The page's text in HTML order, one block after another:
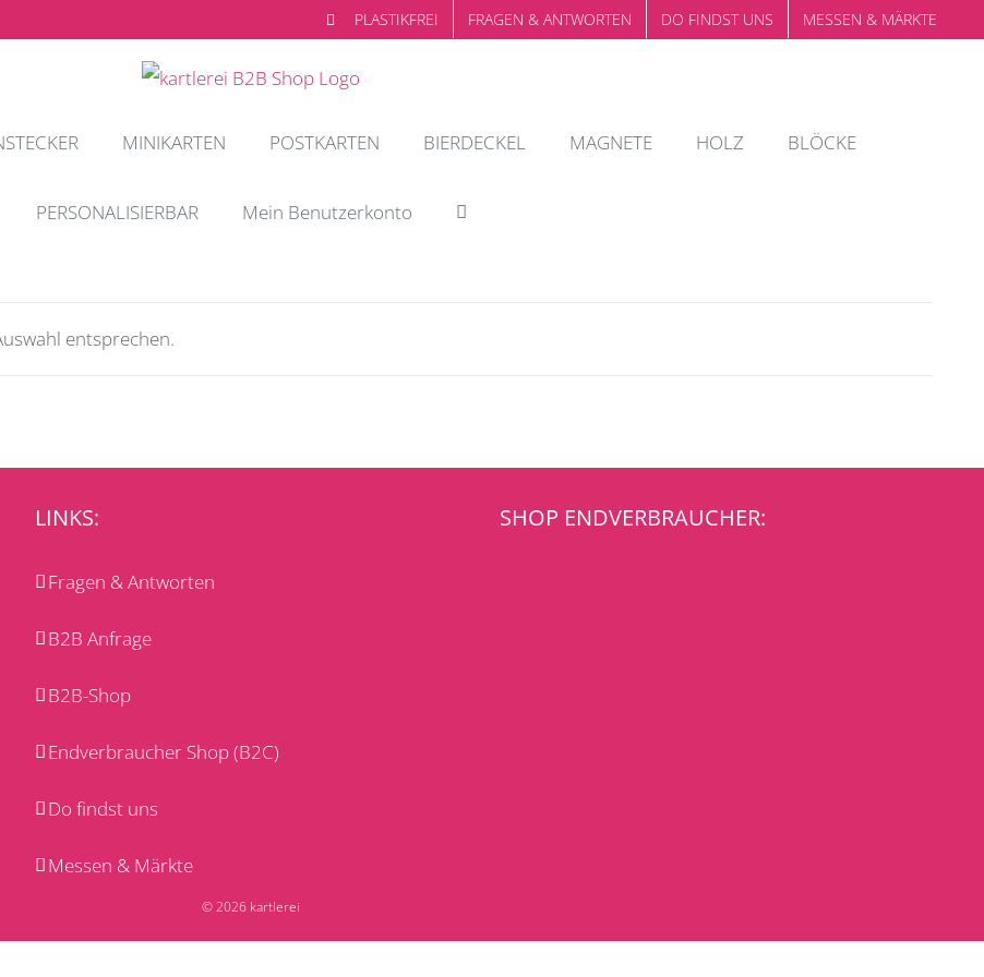
PLASTIKFREI FRAGEN & ANTWORTEN DO FINDST UNS MESSEN & MÄRKTE
MINIKARTEN POSTKARTEN BIERDECKEL MAGNETE HOLZ BLÖCKE
PERSONALISIERBAR Mein Benutzerkonto
entsprechen.
LINKS:
Fragen & Antworten
B2B Anfrage
B2B-Shop
Endverbraucher Shop (B2C)
Do findst uns
Messen & Märkte
SHOP ENDVERBRAUCHER:
© 2026 kartlerei